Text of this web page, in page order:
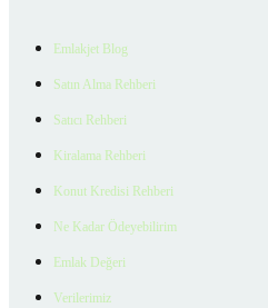
Emlakjet Blog
Satın Alma Rehberi
Satıcı Rehberi
Kiralama Rehberi
Konut Kredisi Rehberi
Ne Kadar Ödeyebilirim
Emlak Değeri
Verilerimiz